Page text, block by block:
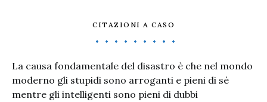
CITAZIONI A CASO
La causa fondamentale del disastro è che nel mondo
moderno gli stupidi sono arroganti e pieni di sé
mentre gli intelligenti sono pieni di dubbi